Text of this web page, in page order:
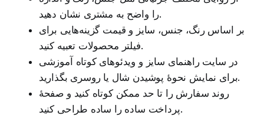
را واضح به مشتری نشان دهید.
بر اساس رنگ، جنس، سایز و قیمت گزینه‌هایی برای
فیلتر محصولات تعبیه کنید.
در سایت راهنمای سایز و ویدئوهای کوتاه آموزشی
برای نمایش نحوهٔ پوشیدن شال یا روسری بگذارید.
روند سفارش را تا حد ممکن کوتاه کنید و صفحهٔ
پرداخت ساده را ساده طراحی کنید.